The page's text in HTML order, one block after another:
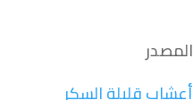
المصدر
أعشاب قليلة السكر